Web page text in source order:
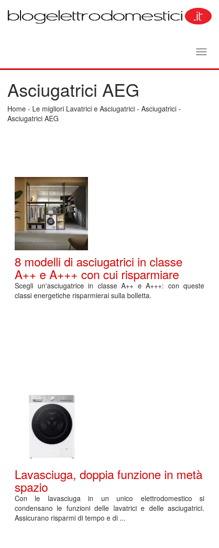
Asciugatrici AEG
Home - Le migliori Lavatrici e Asciugatrici - Asciugatrici -
Asciugatrici AEG
8 modelli di asciugatrici in classe
A++ e A+++ con cui risparmiare
Scegli un'asciugatrice in classe A++ e A+++: con queste
classi energetiche risparmierai sulla bolletta.
Lavasciuga, doppia funzione in metà
spazio
Con le lavasciuga in un unico elettrodomestico si
condensano le funzioni delle lavatrici e delle asciugatrici.
Assicurano risparmi di tempo e di ...